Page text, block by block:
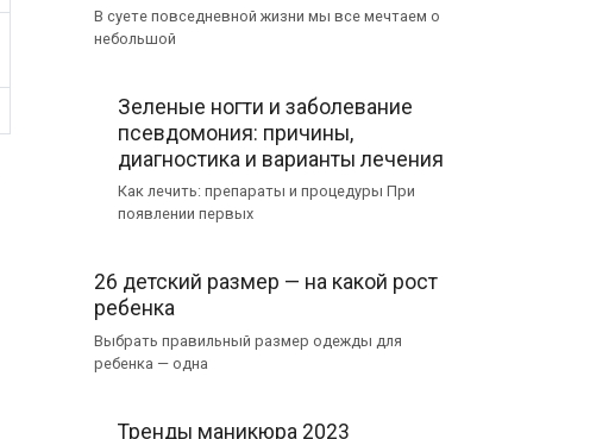
В суете повседневной жизни мы все мечтаем о
небольшой
Зеленые ногти и заболевание
псевдомония: причины,
диагностика и варианты лечения
Как лечить: препараты и процедуры При
появлении первых
26 детский размер — на какой рост
ребенка
Выбрать правильный размер одежды для
ребенка — одна
Тренды маникюра 2023